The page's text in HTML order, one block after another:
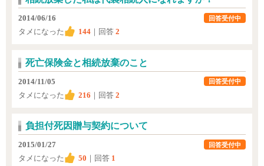
2014/06/16
タメになった
144 ｜回答 2
回答受付中
死亡保険金と相続放棄のこと
2014/11/05
タメになった
216 ｜回答 2
回答受付中
負担付死因贈与契約について
2015/01/27
タメになった
50 ｜回答 1
回答受付中